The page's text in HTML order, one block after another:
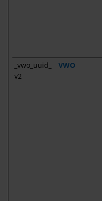
_vwo_uuid_
v2
VWO